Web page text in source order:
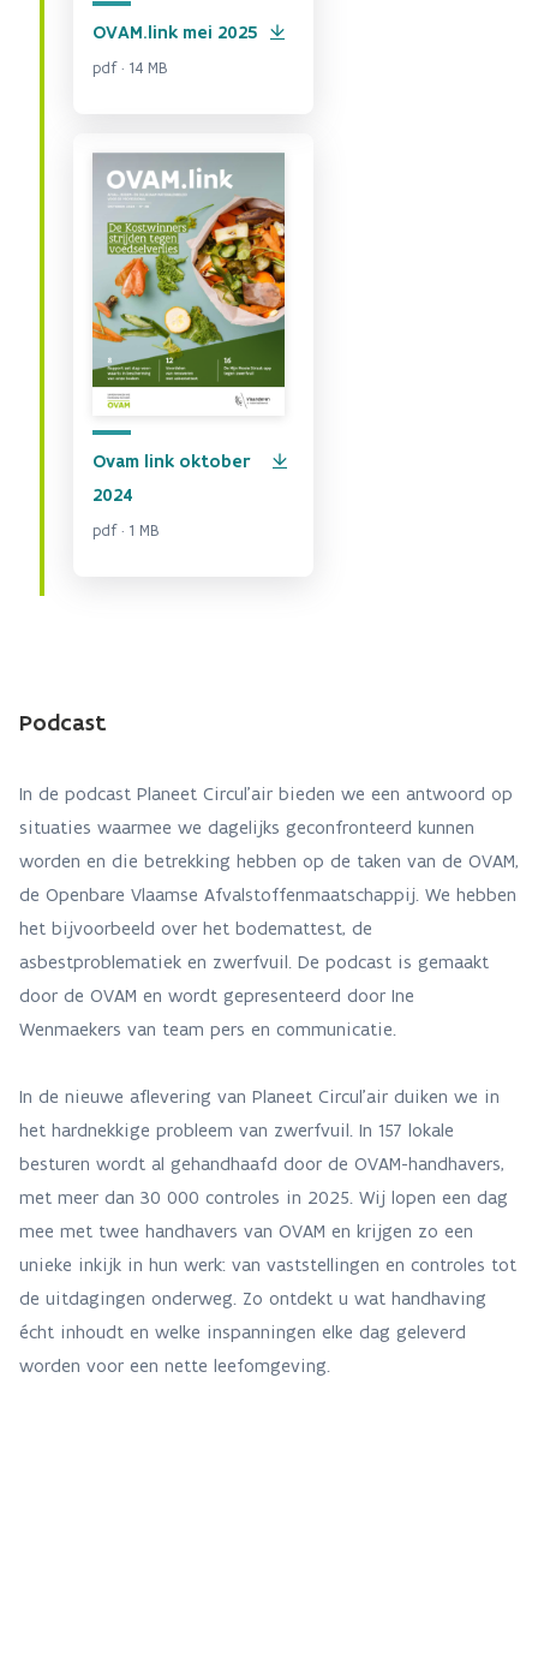
OVAM.link mei 2025
pdf · 14 MB
Ovam link oktober
2024
pdf · 1 MB
Podcast
In de podcast Planeet Circul'air bieden we een antwoord op
situaties waarmee we dagelijks geconfronteerd kunnen
worden en die betrekking hebben op de taken van de OVAM,
de Openbare Vlaamse Afvalstoffenmaatschappij. We hebben
het bijvoorbeeld over het bodemattest, de
asbestproblematiek en zwerfvuil. De podcast is gemaakt
door de OVAM en wordt gepresenteerd door Ine
Wenmaekers van team pers en communicatie.
In de nieuwe aflevering van Planeet Circul’air duiken we in
het hardnekkige probleem van zwerfvuil. In 157 lokale
besturen wordt al gehandhaafd door de OVAM-handhavers,
met meer dan 30 000 controles in 2025. Wij lopen een dag
mee met twee handhavers van OVAM en krijgen zo een
unieke inkijk in hun werk: van vaststellingen en controles tot
de uitdagingen onderweg. Zo ontdekt u wat handhaving
écht inhoudt en welke inspanningen elke dag geleverd
worden voor een nette leefomgeving.